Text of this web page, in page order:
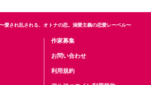
〜愛され乱される、オトナの恋。溺愛主義の恋愛レーベル〜
作家募集
お問い合わせ
利用規約